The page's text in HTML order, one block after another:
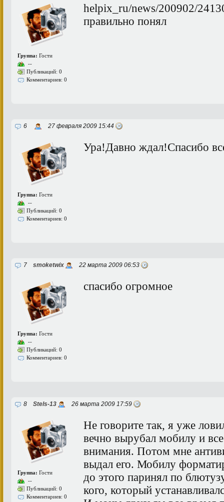
Группа: Гости
--
Публикаций: 0
Комментариев: 0
helpix_ru/news/200902/
правильно понял
6 27 февраля 2009 15:44
Группа: Гости
--
Публикаций: 0
Комментариев: 0
Ура!Давно ждал!Спасибо
7 smoketwix 22 марта 2009 06:53
Группа: Гости
--
Публикаций: 0
Комментариев: 0
спасибо огромное
8 Stels-13 26 марта 2009 17:59
Группа: Гости
--
Публикаций: 0
Комментариев: 0
Не говорите так, я уже
вечно вырубал мобилу и
внимания. Потом мне
выдал его. Мобилу
до этого паринял по
кого, который